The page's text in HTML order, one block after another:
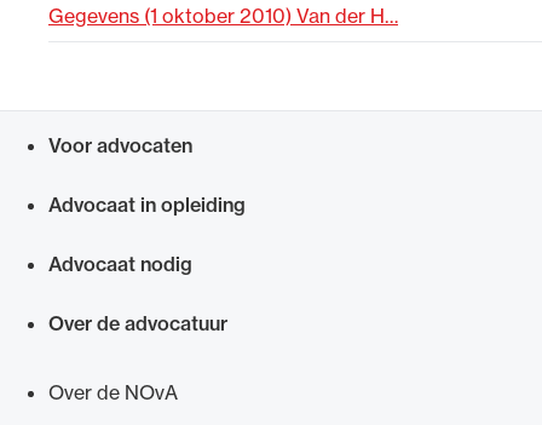
Gegevens (1 oktober 2010) Van der H…
Voor advocaten
Advocaat in opleiding
Advocaat nodig
Over de advocatuur
Over de NOvA
de advocatuur (Voda) en de Regeling op de